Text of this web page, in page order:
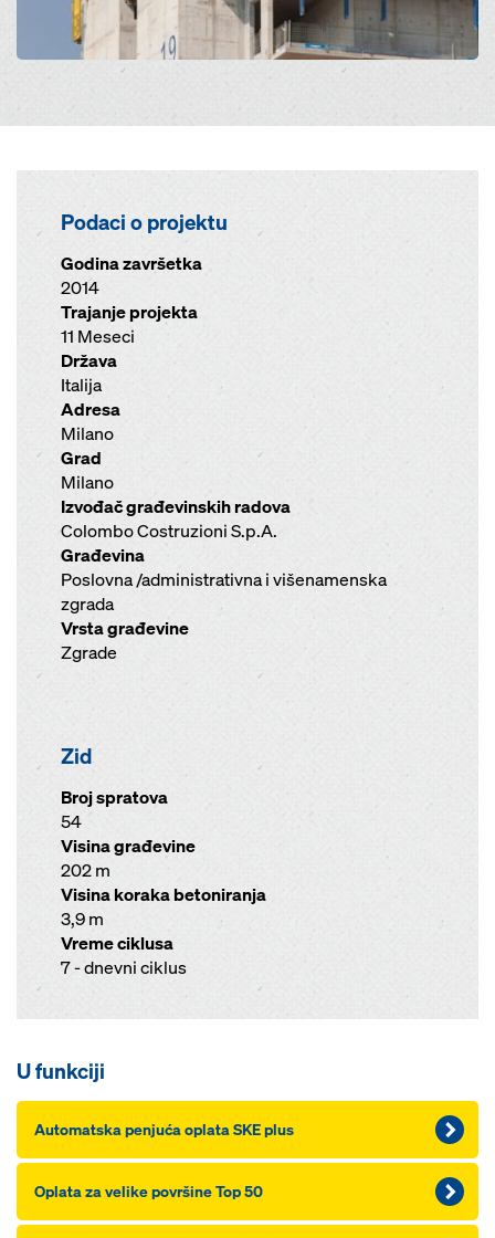
Podaci o projektu
Godina završetka
2014
Trajanje projekta
11 Meseci
Država
Italija
Adresa
Milano
Grad
Milano
Izvođač građevinskih radova
Colombo Costruzioni S.p.A.
Građevina
Poslovna /administrativna i višenamenska
zgrada
Vrsta građevine
Zgrade
Zid
Broj spratova
54
Visina građevine
202 m
Visina koraka betoniranja
3,9 m
Vreme ciklusa
7 - dnevni ciklus
U funkciji
Automatska penjuća oplata SKE plus
Oplata za velike površine Top 50